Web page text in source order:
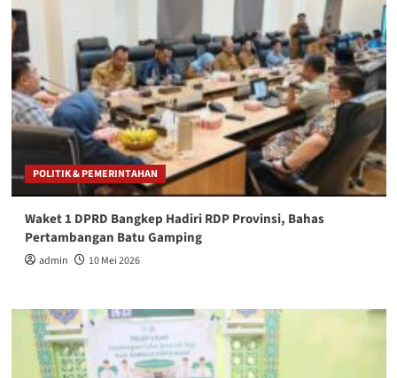
POLITIK & PEMERINTAHAN
Waket 1 DPRD Bangkep Hadiri RDP Provinsi, Bahas
Pertambangan Batu Gamping
admin 10 Mei 2026